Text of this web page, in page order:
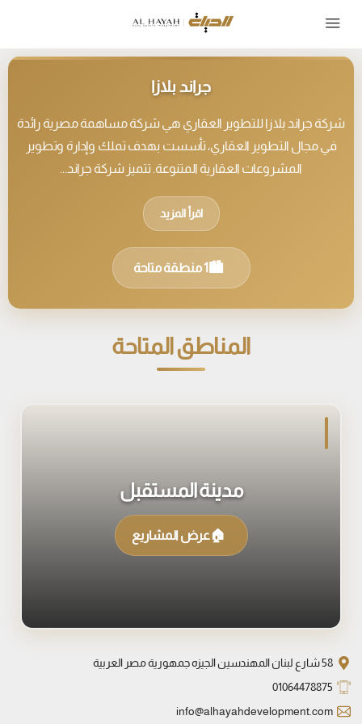
جراند بلازا
شركة جراند بلازا للتطوير العقاري هي شركة مساهمة مصرية رائدة
في مجال التطوير العقاري، تأسست بهدف تملك وإدارة وتطوير
المشروعات العقارية المتنوعة. تتميز شركة جراند...
اقرأ المزيد
🏙️ 1 منطقة متاحة
المناطق المتاحة
مدينة المستقبل
🏠عرض المشاريع
58 شارع لبنان المهندسين الجيزه جمهورية مصر العربية
01064478875
info@alhayahdevelopment.com